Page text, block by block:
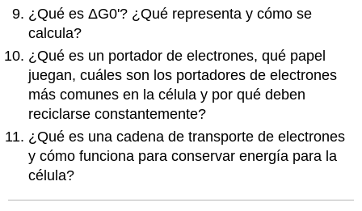
¿Qué es ΔG0'? ¿Qué representa y cómo se
calcula?
¿Qué es un portador de electrones, qué papel
juegan, cuáles son los portadores de electrones
más comunes en la célula y por qué deben
reciclarse constantemente?
¿Qué es una cadena de transporte de electrones
y cómo funciona para conservar energía para la
célula?